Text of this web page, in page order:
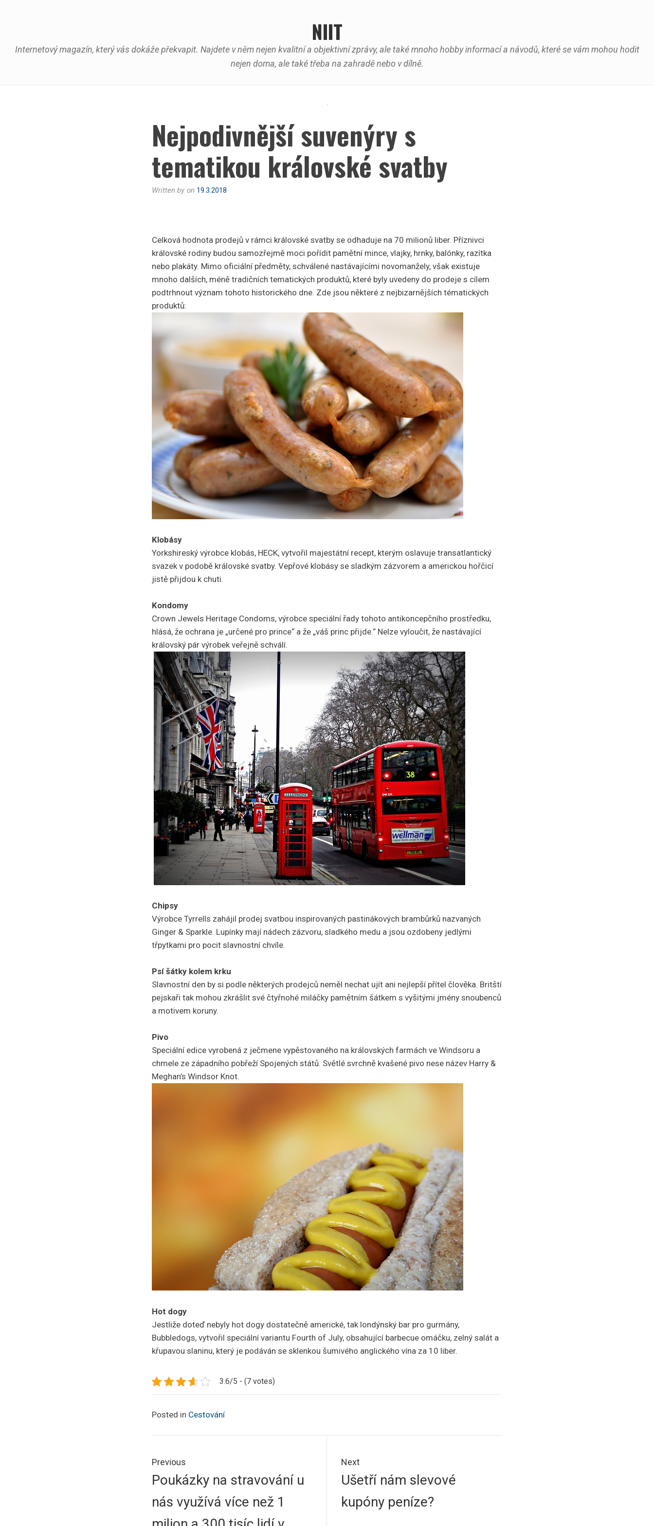
NIIT
Internetový magazín, který vás dokáže překvapit. Najdete v něm nejen kvalitní a objektivní zprávy, ale také mnoho hobby informací a návodů, které se vám mohou hodit
nejen doma, ale také třeba na zahradě nebo v dílně.
Nejpodivnější suvenýry s
tematikou královské svatby
Written by on 19.3.2018
Celková hodnota prodejů v rámci královské svatby se odhaduje na 70 milionů liber. Příznivci
královské rodiny budou samozřejmě moci pořídit pamětní mince, vlajky, hrnky, balónky, razítka
nebo plakáty. Mimo oficiální předměty, schválené nastávajícími novomanžely, však existuje
mnoho dalších, méně tradičních tematických produktů, které byly uvedeny do prodeje s cílem
podtrhnout význam tohoto historického dne. Zde jsou některé z nejbizarnějších tématických
produktů:
Klobásy
Yorkshireský výrobce klobás, HECK, vytvořil majestátní recept, kterým oslavuje transatlantický
svazek v podobě královské svatby. Vepřové klobásy se sladkým zázvorem a americkou hořčicí
jistě přijdou k chuti.
Kondomy
Crown Jewels Heritage Condoms, výrobce speciální řady tohoto antikoncepčního prostředku,
hlásá, že ochrana je „určené pro prince“ a že „váš princ přijde.“ Nelze vyloučit, že nastávající
královský pár výrobek veřejně schválí.
Chipsy
Výrobce Tyrrells zahájil prodej svatbou inspirovaných pastinákových brambůrků nazvaných
Ginger & Sparkle. Lupínky mají nádech zázvoru, sladkého medu a jsou ozdobeny jedlými
třpytkami pro pocit slavnostní chvíle.
Psí šátky kolem krku
Slavnostní den by si podle některých prodejců neměl nechat ujít ani nejlepší přítel člověka. Britští
pejskaři tak mohou zkrášlit své čtyřnohé miláčky pamětním šátkem s vyšitými jmény snoubenců
a motivem koruny.
Pivo
Speciální edice vyrobená z ječmene vypěstovaného na královských farmách ve Windsoru a
chmele ze západního pobřeží Spojených států. Světlé svrchně kvašené pivo nese název Harry &
Meghan’s Windsor Knot.
Hot dogy
Jestliže doteď nebyly hot dogy dostatečně americké, tak londýnský bar pro gurmány,
Bubbledogs, vytvořil speciální variantu Fourth of July, obsahující barbecue omáčku, zelný salát a
křupavou slaninu, který je podáván se sklenkou šumivého anglického vína za 10 liber.
3.6/5 - (7 votes)
Posted in Cestování
pro
příspěvek
Previous
Previous
Poukázky na stravování u
nás využívá více než 1
Next
Next
Ušetří nám slevové
kupóny peníze?